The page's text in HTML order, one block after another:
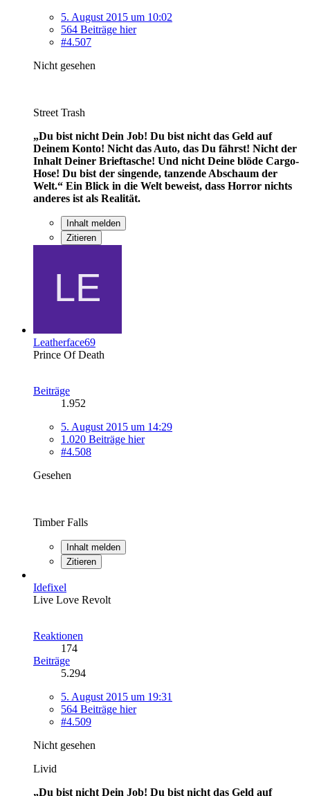
5. August 2015 um 10:02
564 Beiträge hier
#4.507
Nicht gesehen
Street Trash
„Du bist nicht Dein Job! Du bist nicht das Geld auf
Deinem Konto! Nicht das Auto, das Du fährst! Nicht der
Inhalt Deiner Brieftasche! Und nicht Deine blöde Cargo-
Hose! Du bist der singende, tanzende Abschaum der
Welt.“ Ein Blick in die Welt beweist, dass Horror nichts
anderes ist als Realität.
Inhalt melden
Zitieren
Leatherface69
Prince Of Death
Beiträge
1.952
5. August 2015 um 14:29
1.020 Beiträge hier
#4.508
Gesehen
Timber Falls
Inhalt melden
Zitieren
Idefixel
Live Love Revolt
Reaktionen
174
Beiträge
5.294
5. August 2015 um 19:31
564 Beiträge hier
#4.509
Nicht gesehen
Livid
„Du bist nicht Dein Job! Du bist nicht das Geld auf